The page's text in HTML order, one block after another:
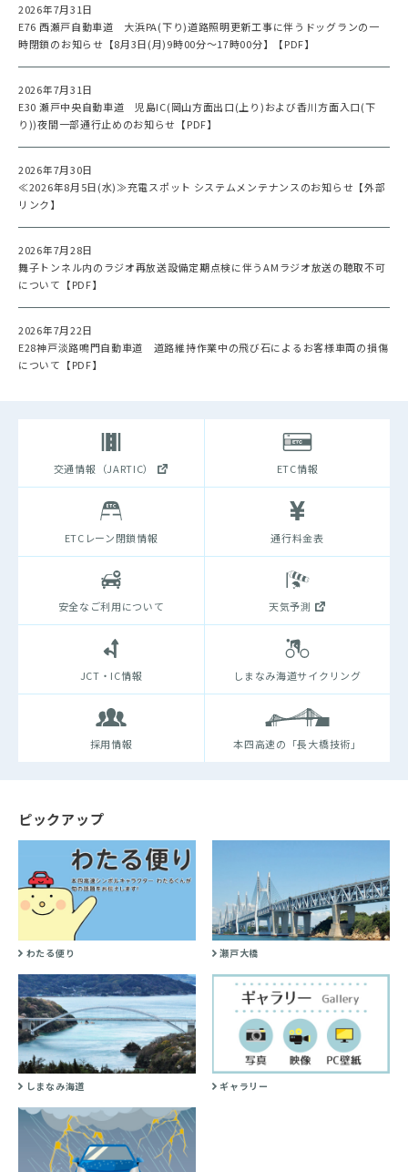
2026年7月31日
E76 西瀬戸自動車道 大浜PA(下り)道路照明更新工事に伴うドッグランの一
時閉鎖のお知らせ【8月3日(月)9時00分～17時00分】【PDF】
2026年7月31日
E30 瀬戸中央自動車道 児島IC(岡山方面出口(上り)および香川方面入口(下
り))夜間一部通行止めのお知らせ【PDF】
2026年7月30日
≪2026年8月5日(水)≫充電スポット システムメンテナンスのお知らせ【外部
リンク】
2026年7月28日
舞子トンネル内のラジオ再放送設備定期点検に伴うAMラジオ放送の聴取不可
について【PDF】
2026年7月22日
E28神戸淡路鳴門自動車道 道路維持作業中の飛び石によるお客様車両の損傷
について【PDF】
交通情報（JARTIC） ETC情報
ETCレーン閉鎖情報 通行料金表
安全なご利用について 天気予測
JCT・IC情報 しまなみ海道サイクリング
採用情報 本四高速の「長大橋技術」
ピックアップ
わたる便り 瀬戸大橋
しまなみ海道 ギャラリー